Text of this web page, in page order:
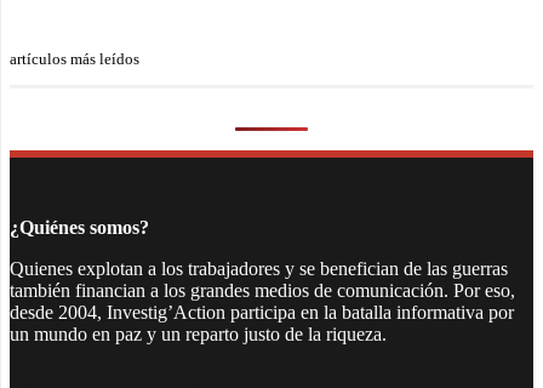
artículos más leídos
¿Quiénes somos?
Quienes explotan a los trabajadores y se benefician de las guerras
también financian a los grandes medios de comunicación. Por eso,
desde 2004, Investig’Action participa en la batalla informativa por
un mundo en paz y un reparto justo de la riqueza.